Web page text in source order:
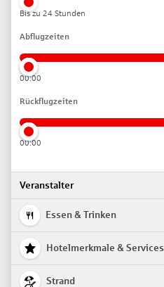
Bis zu 24 Stunden
Abflugzeiten
00:00
Rückflugzeiten
00:00
Veranstalter
Essen & Trinken
Hotelmerkmale & Services
Strand